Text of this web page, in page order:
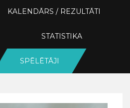
KALENDĀRS / REZULTĀTI
STATISTIKA
SPĒLĒTĀJI